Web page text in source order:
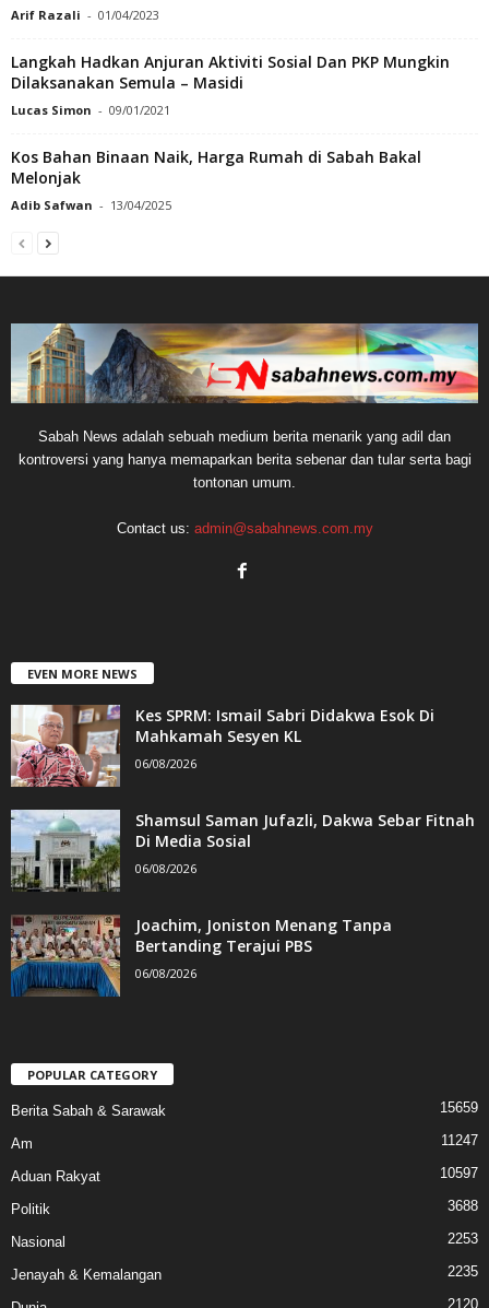
Arif Razali - 01/04/2023
Langkah Hadkan Anjuran Aktiviti Sosial Dan PKP Mungkin
Dilaksanakan Semula – Masidi
Lucas Simon - 09/01/2021
Kos Bahan Binaan Naik, Harga Rumah di Sabah Bakal
Melonjak
Adib Safwan - 13/04/2025
Sabah News adalah sebuah medium berita menarik yang adil dan
kontroversi yang hanya memaparkan berita sebenar dan tular serta bagi
tontonan umum.
Contact us: admin@sabahnews.com.my
EVEN MORE NEWS
Kes SPRM: Ismail Sabri Didakwa Esok Di
Mahkamah Sesyen KL
06/08/2026
Shamsul Saman Jufazli, Dakwa Sebar Fitnah
Di Media Sosial
06/08/2026
Joachim, Joniston Menang Tanpa
Bertanding Terajui PBS
06/08/2026
POPULAR CATEGORY
Berita Sabah & Sarawak 15659
Am 11247
Aduan Rakyat 10597
Politik 3688
Nasional 2253
Jenayah & Kemalangan 2235
2120